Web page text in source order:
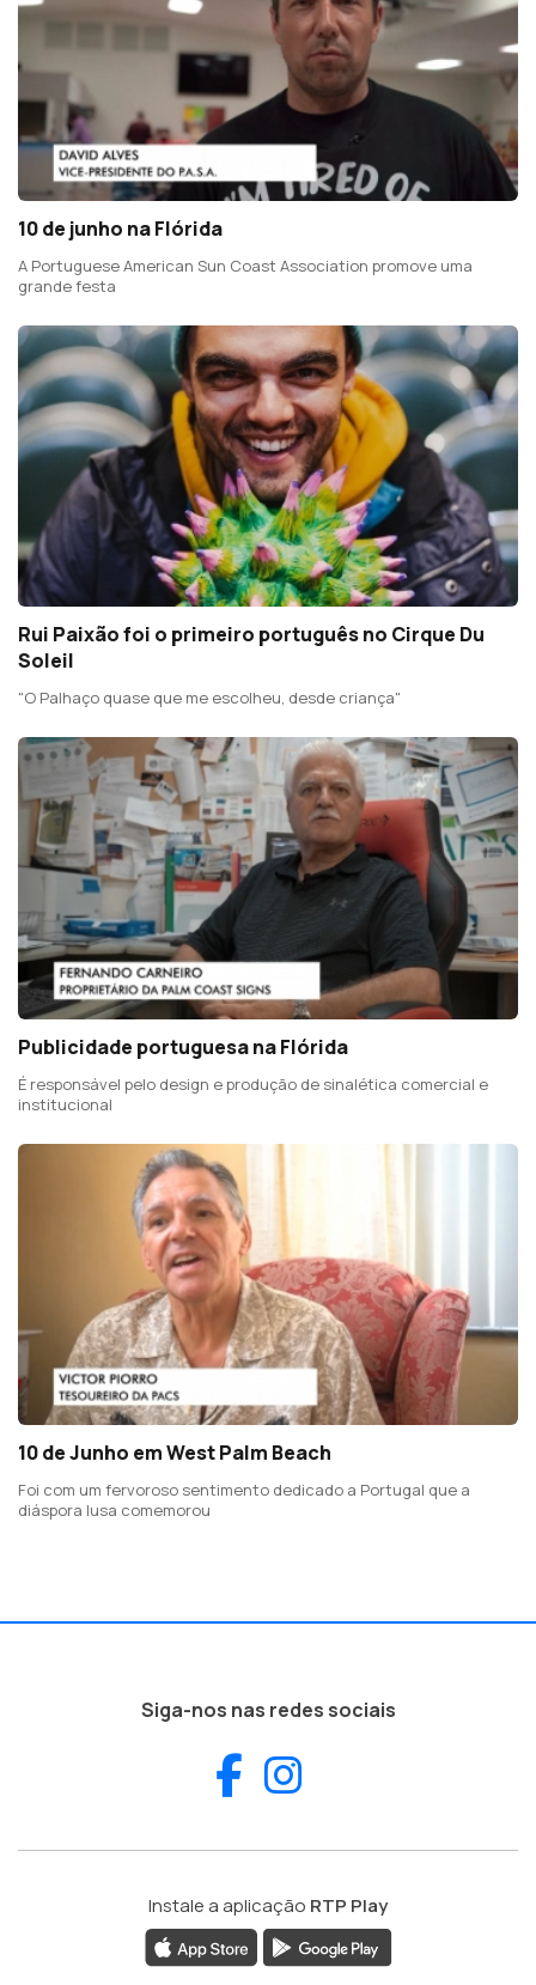
10 de junho na Flórida
A Portuguese American Sun Coast Association promove uma
grande festa
Rui Paixão foi o primeiro português no Cirque Du
Soleil
"O Palhaço quase que me escolheu, desde criança"
Publicidade portuguesa na Flórida
É responsável pelo design e produção de sinalética comercial e
institucional
10 de Junho em West Palm Beach
Foi com um fervoroso sentimento dedicado a Portugal que a
diáspora lusa comemorou
Siga-nos nas redes sociais
Facebook
Instale a aplicação RTP Play